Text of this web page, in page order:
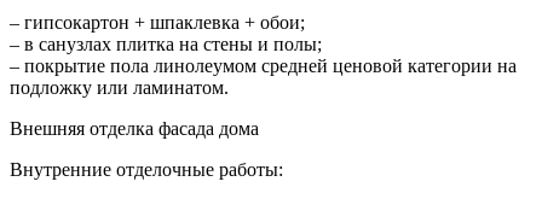
– гипсокартон + шпаклевка + обои;
– в санузлах плитка на стены и полы;
– покрытие пола линолеумом средней ценовой категории на
подложку или ламинатом.
Внешняя отделка фасада дома
Внутренние отделочные работы: